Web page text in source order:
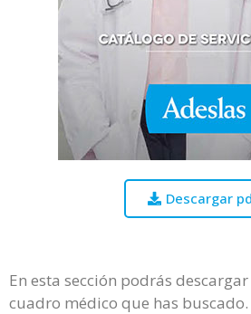
Descargar
En esta sección podrás
cuadro médico que has